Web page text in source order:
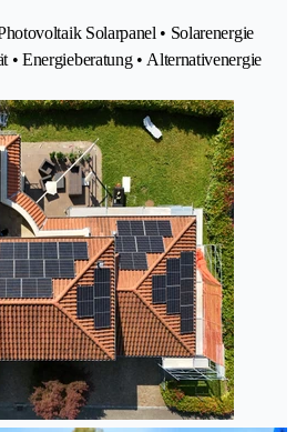
Solarpanel • Solarenergie
• Energieberatung • Alternativenergie